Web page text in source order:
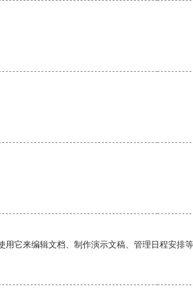
它来编辑文档、制作演示文稿、管理日程安排等